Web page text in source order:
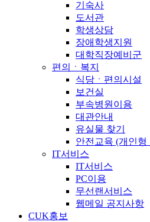
기숙사
도서관
학생상담
장애학생지원
대학직장예비군
편의ㆍ복지
식당ㆍ편의시설
보건실
부속병원이용
대관안내
유실물 찾기
안전교육 (개인형
IT서비스
IT서비스
PC이용
무선랜서비스
웹메일 공지사항
CUK홍보